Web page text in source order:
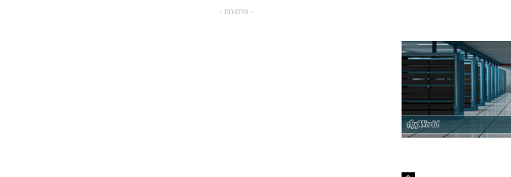
- פרסומת -